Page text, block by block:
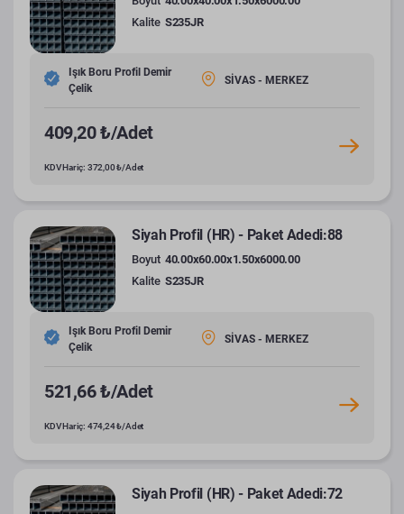
Kalite S235JR
Işık Boru Profil Demir
Çelik
SİVAS - MERKEZ
409,20 ₺/Adet
KDV Hariç: 372,00 ₺/Adet
Siyah Profil (HR) - Paket Adedi:88
Boyut 40.00x60.00x1.50x6000.00
Kalite S235JR
Işık Boru Profil Demir
Çelik
SİVAS - MERKEZ
521,66 ₺/Adet
KDV Hariç: 474,24 ₺/Adet
Siyah Profil (HR) - Paket Adedi:72